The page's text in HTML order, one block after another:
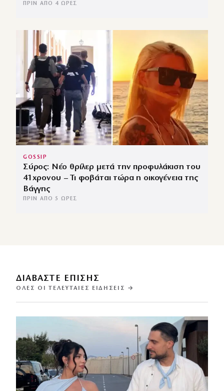
ΠΡΙΝ ΑΠΌ 4 ΏΡΕΣ
GOSSIP
Σύρος: Νέο θρίλερ μετά την προφυλάκιση του
41χρονου – Τι φοβάται τώρα η οικογένεια της
Βάγγης
ΠΡΙΝ ΑΠΌ 5 ΏΡΕΣ
ΔΙΑΒΑΣΤΕ ΕΠΙΣΗΣ
ΌΛΕΣ ΟΙ ΤΕΛΕΥΤΑΊΕΣ ΕΙΔΉΣΕΙΣ →